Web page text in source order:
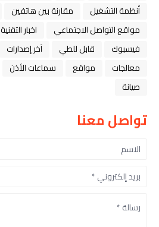
أنظمة التشغيل
مقارنة بين هاتفين
مواقع التواصل الاجتماعي
اخبار التقنية
فيسبوك
قابل للطي آخر إصدارات
معالجات
مواقع سماعات الأذن
صيانة
تواصل معنا